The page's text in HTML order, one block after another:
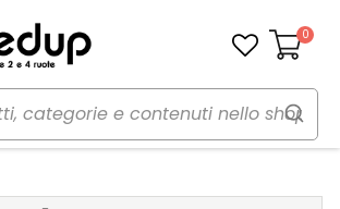
Carrello
0